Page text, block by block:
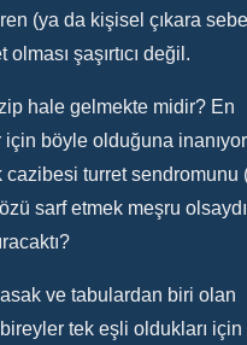
(ya da kişisel çıkara
şaşırtıcı değil.
hale gelmekte midir? En
için böyle olduğuna
turret sendromunu
sarf etmek meşru olsaydı
ve tabulardan biri olan
tek eşli oldukları için